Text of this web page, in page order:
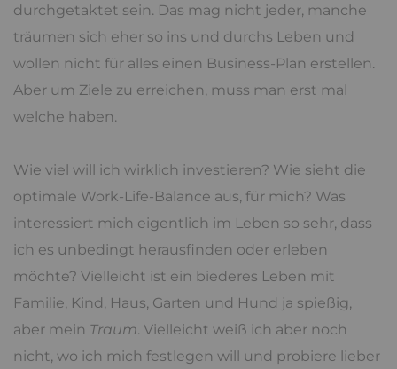
durchgetaktet sein. Das mag nicht jeder, manche
träumen sich eher so ins und durchs Leben und
wollen nicht für alles einen Business-Plan erstellen.
Aber um Ziele zu erreichen, muss man erst mal
welche haben.
Wie viel will ich wirklich investieren? Wie sieht die
optimale Work-Life-Balance aus, für mich? Was
interessiert mich eigentlich im Leben so sehr, dass
ich es unbedingt herausfinden oder erleben
möchte? Vielleicht ist ein biederes Leben mit
Familie, Kind, Haus, Garten und Hund ja spießig,
aber mein Traum. Vielleicht weiß ich aber noch
nicht, wo ich mich festlegen will und probiere lieber